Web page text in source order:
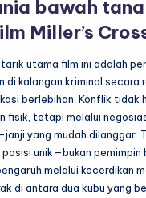
bawah
Miller’s
utama film ini adalah
di kalangan kriminal secara
berlebihan. Konflik tidak
fisik, tetapi melalui
yang mudah dilanggar.
unik—bukan pemimpin
melalui kecerdikan
di antara dua kubu yang